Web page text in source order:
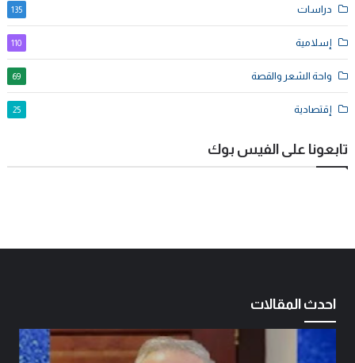
دراسات 135
إسلامية 110
واحة الشعر والقصة 69
إقتصادية 25
تابعونا على الفيس بوك
احدث المقالات